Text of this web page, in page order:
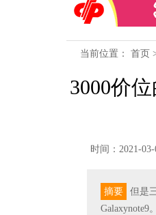
当前位置： 首页
3000价
时间：2021-
摘要
但是
Galaxynote9。